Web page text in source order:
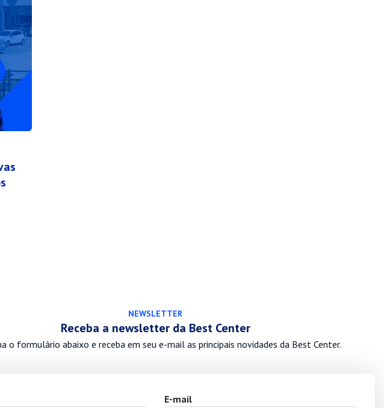
NEWSLETTER
Receba a newsletter da Best Center
o formulário abaixo e receba em seu e-mail as principais novidades da Best Center.
E-mail